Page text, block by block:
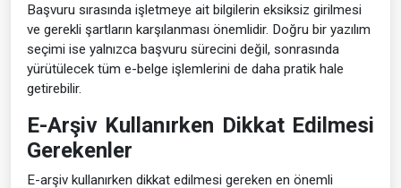
Başvuru sırasında işletmeye ait bilgilerin eksiksiz girilmesi
ve gerekli şartların karşılanması önemlidir. Doğru bir yazılım
seçimi ise yalnızca başvuru sürecini değil, sonrasında
yürütülecek tüm e-belge işlemlerini de daha pratik hale
getirebilir.
E-Arşiv Kullanırken Dikkat Edilmesi
Gerekenler
E-arşiv kullanırken dikkat edilmesi gereken en önemli